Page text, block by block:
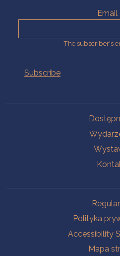
Email
The subscriber's
Polityka
Accessibility
Mapa